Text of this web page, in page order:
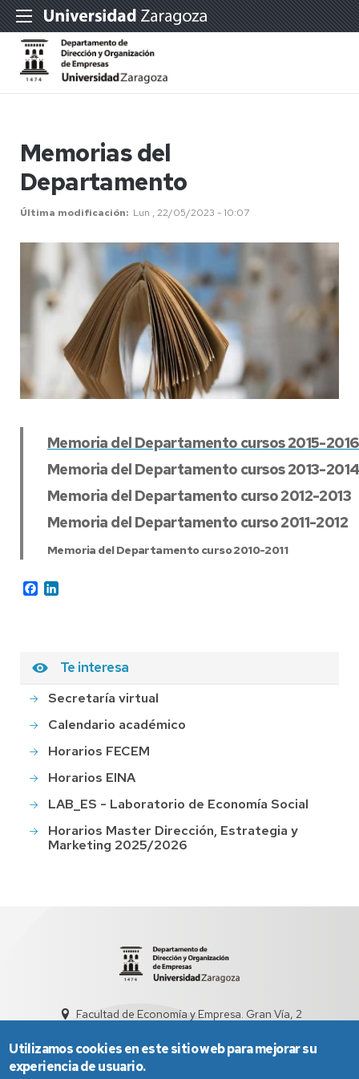
Memorias del
Departamento
Última modificación Lun , 22/05/2023 - 10:07
Memoria del Departamento cursos 2015-
Memoria del Departamento cursos 2013-
Memoria del Departamento curso 2012-2013
Memoria del Departamento curso 2011-2012
Memoria del Departamento curso 2010-2011
Facebook
Te interesa
Secretaría virtual
Calendario académico
Horarios FECEM
Horarios EINA
LAB_ES - Laboratorio de Economía Social
Horarios Master Dirección, Estrategia y
Marketing 2025/2026
Facultad de Economía y Empresa. Gran Vía, 2
Utilizamos cookies en este sitio web para mejorar su
experiencia de usuario.